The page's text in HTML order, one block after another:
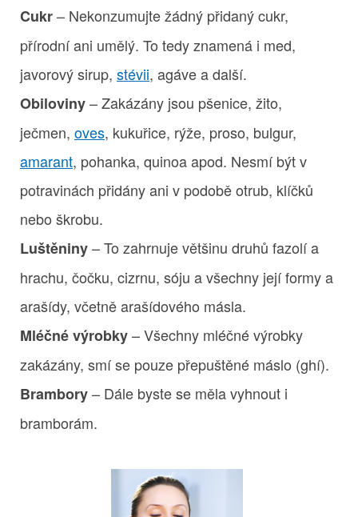
Cukr– Nekonzumujte žádný přidaný cukr,
přírodní ani umělý. To tedy znamená i med,
javorový sirup, stévii, agáve a další.
Obiloviny– Zakázány jsou pšenice, žito,
ječmen, oves, kukuřice, rýže, proso, bulgur,
amarant, pohanka, quinoa apod. Nesmí být v
potravinách přidány ani v podobě otrub, klíčků
nebo škrobu.
Luštěniny– To zahrnuje většinu druhů fazolí a
hrachu, čočku, cizrnu, sóju a všechny její formy a
arašídy, včetně arašídového másla.
Mléčné výrobky– Všechny mléčné výrobky
zakázány, smí se pouze přepuštěné máslo (ghí).
Brambory– Dále byste se měla vyhnout i
bramborám.